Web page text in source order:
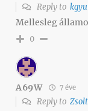
Reply to
Mellesleg
0
A69W 7 éve
Reply to